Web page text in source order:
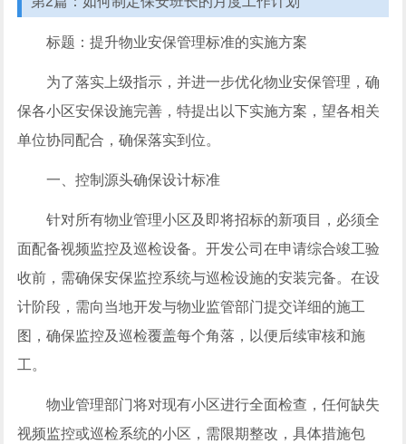
标题：提升物业安保管理标准的实施方案
为了落实上级指示，并进一步优化物业安保管理，确
保各小区安保设施完善，特提出以下实施方案，望各相关
单位协同配合，确保落实到位。
一、控制源头确保设计标准
针对所有物业管理小区及即将招标的新项目，必须全
面配备视频监控及巡检设备。开发公司在申请综合竣工验
收前，需确保安保监控系统与巡检设施的安装完备。在设
计阶段，需向当地开发与物业监管部门提交详细的施工
图，确保监控及巡检覆盖每个角落，以便后续审核和施
工。
物业管理部门将对现有小区进行全面检查，任何缺失
视频监控或巡检系统的小区，需限期整改，具体措施包